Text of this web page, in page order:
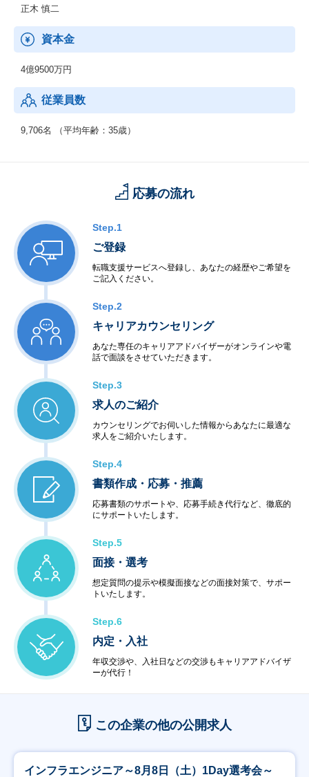
RPA、IoT、セキュリティ、MBD、ドローン等の新技術領域へのニ
【男女比】
【年齢構成】
：20代：33％、30代：41％、40代以上：26％
【勤続年数】
：残業平均15.8時間、有給取得率90.0%、育休・産休取得率10
0％、復職率89％※男性も育児休暇取得実績があります。
正木 慎二
資本金
4億9500万円
従業員数
9,706名 （平均年齢：35歳）
応募の流れ
Step.1
ご登録
転職支援サービスへ登録し、あなたの経歴やご希望を
ご記入ください。
Step.2
キャリアカウンセリング
あなた専任のキャリアアドバイザーがオンラインや電
話で面談をさせていただきます。
Step.3
求人のご紹介
カウンセリングでお伺いした情報からあなたに最適な
求人をご紹介いたします。
Step.4
書類作成・応募・推薦
応募書類のサポートや、応募手続き代行など、徹底的
にサポートいたします。
Step.5
面接・選考
想定質問の提示や模擬面接などの面接対策で、サポー
トいたします。
Step.6
内定・入社
年収交渉や、入社日などの交渉もキャリアアドバイザ
ーが代行！
この企業の他の公開求人
インフラエンジニア～8月8日（土）1Day選考会～